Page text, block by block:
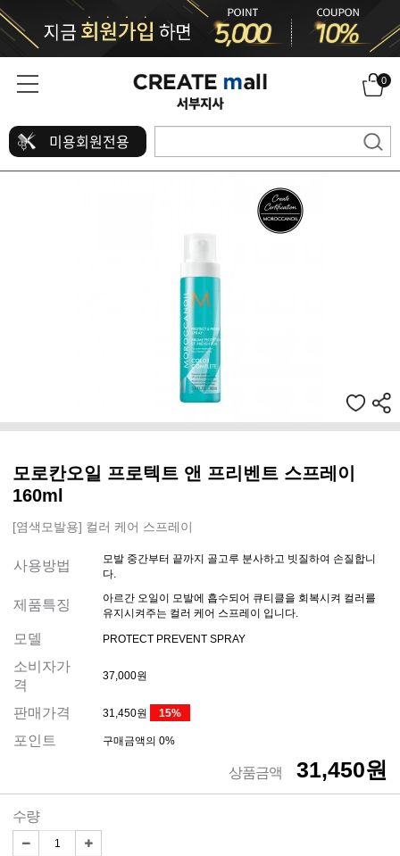
0
미용회원전용
모로칸오일 프로텍트 앤 프리벤트 스프레이
160ml
[염색모발용] 컬러 케어 스프레이
사용방법
모발 중간부터 끝까지 골고루 분사하고 빗질하여 손질합니
다.
제품특징
아르간 오일이 모발에 흡수되어 큐티클을 회복시켜 컬러를
유지시켜주는 컬러 케어 스프레이 입니다.
모델 PROTECT PREVENT SPRAY
소비자가
격
37,000원
판매가격 31,450원 15%
포인트 구매금액의 0%
상품금액 31,450원
수량